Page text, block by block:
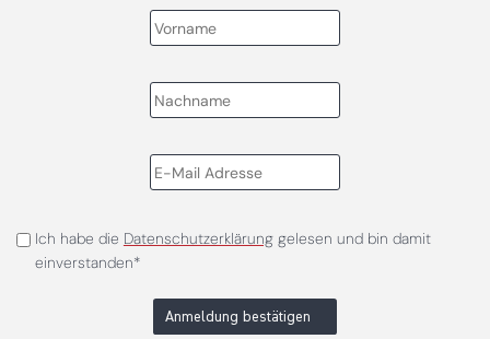
Ich habe die Datenschutzerklärunggelesen und bin damit
einverstanden*
Anmeldung bestätigen